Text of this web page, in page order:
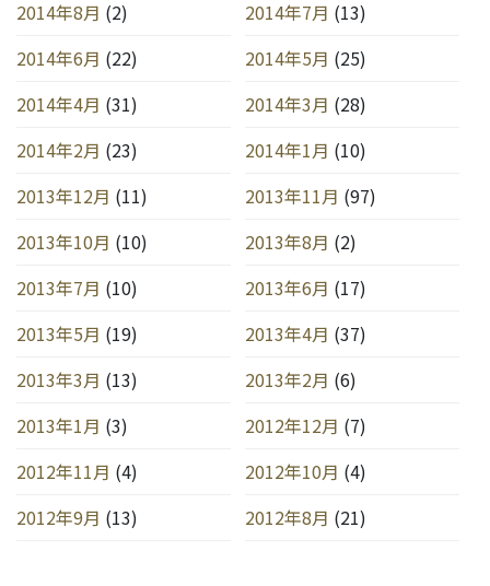
2014年8月 (2) 2014年7月 (13)
2014年6月 (22) 2014年5月 (25)
2014年4月 (31) 2014年3月 (28)
2014年2月 (23) 2014年1月 (10)
2013年12月 (11) 2013年11月 (97)
2013年10月 (10) 2013年8月 (2)
2013年7月 (10) 2013年6月 (17)
2013年5月 (19) 2013年4月 (37)
2013年3月 (13) 2013年2月 (6)
2013年1月 (3) 2012年12月 (7)
2012年11月 (4) 2012年10月 (4)
2012年9月 (13) 2012年8月 (21)